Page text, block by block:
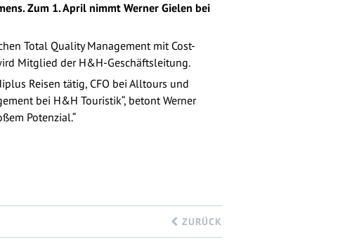
Zum 1. April nimmt Werner Gielen bei
Total Quality Management mit Cost-
Mitglied der H&H-Geschäftsleitung.
Reisen tätig, CFO bei Alltours und
bei H&H Touristik“, betont Werner
Potenzial.“
ZURÜCK